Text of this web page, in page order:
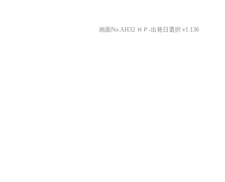
画面No.AH32 ＨＰ-出発日選択 v1.136